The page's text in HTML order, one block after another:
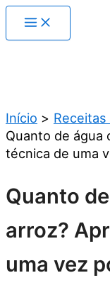
para
Início
Quanto de água
técnica de uma
Quanto
arroz?
uma vez